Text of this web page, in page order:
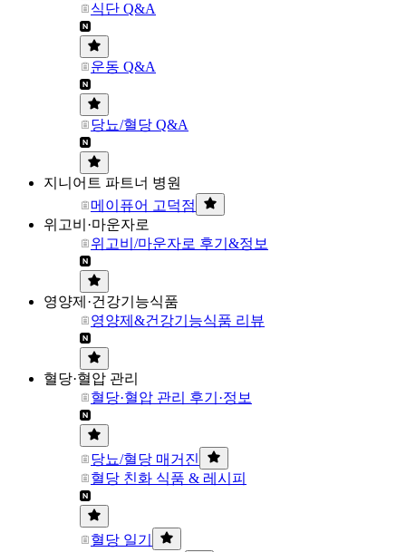
식단 Q&A
운동 Q&A
당뇨/혈당 Q&A
지니어트 파트너 병원
메이퓨어 고덕점
위고비·마운자로
위고비/마운자로 후기&정보
영양제·건강기능식품
영양제&건강기능식품 리뷰
혈당·혈압 관리
혈당·혈압 관리 후기·정보
당뇨/혈당 매거진
혈당 친화 식품 & 레시피
혈당 일기